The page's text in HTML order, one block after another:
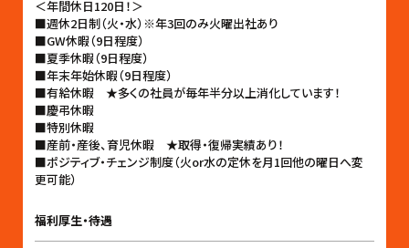
＜年間休日120日！＞
■週休2日制（火・水）※年3回のみ火曜出社あり
■GW休暇（9日程度）
■夏季休暇（9日程度）
■年末年始休暇（9日程度）
■有給休暇 ★多くの社員が毎年半分以上消化しています！
■慶弔休暇
■特別休暇
■産前・産後、育児休暇 ★取得・復帰実績あり！
■ポジティブ・チェンジ制度（火or水の定休を月1回他の曜日へ変
更可能）
福利厚生・待遇